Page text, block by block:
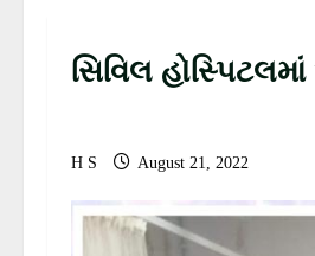
સિવિલ
H S August 21, 2022